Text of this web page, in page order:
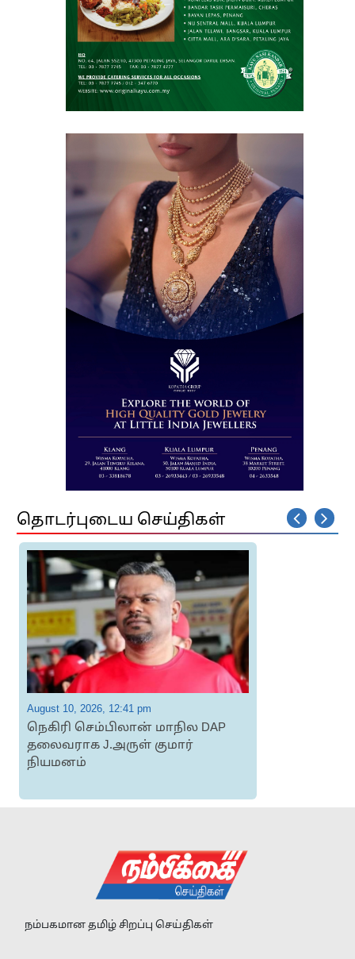
தொடர்புடைய செய்திகள்
August 10, 2026, 12:41 pm
நெகிரி செம்பிலான் மாநில DAP
தலைவராக J.அருள் குமார்
நியமனம்
நம்பகமான தமிழ் சிறப்பு செய்திகள்